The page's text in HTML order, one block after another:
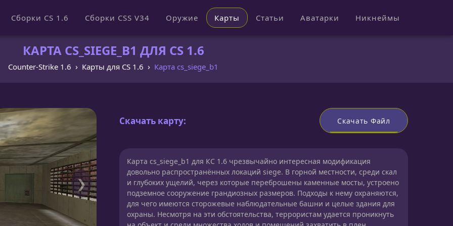
Сборки CS 1.6 Сборки CSS V34 Оружие Карты Статьи Аватарки Никнеймы
КАРТА CS_SIEGE_B1 ДЛЯ CS 1.6
Counter-Strike 1.6 Карты для CS 1.6 Карта cs_siege_b1
❯
Скачать карту: Скачать Файл
Карта cs_siege_b1 для КС 1.6 чрезвычайно интересная модификация
довольно распространённых локаций siege. В горной местности, среди скал
и глубоких ущелий, через которые переброшены каменные мосты, устроено
подземное сооружение грандиозных размеров. Подходы к нему охраняются,
для чего имеются сторожевые наблюдательные башни и целые здания для
охраны. Несмотря на эти обстоятельства, террористам удается проникнуть